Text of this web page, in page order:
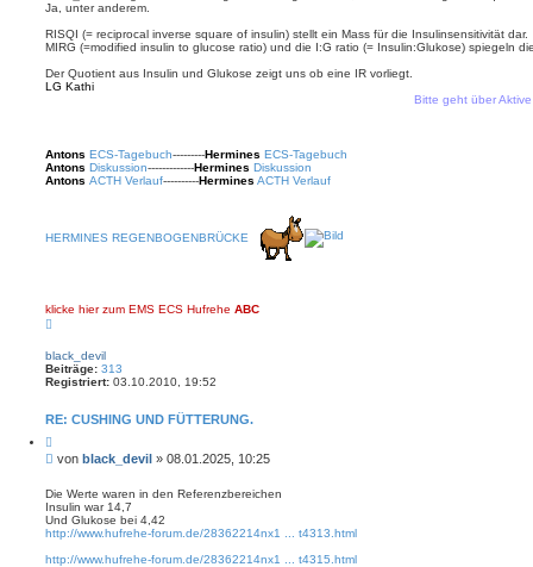
r
n
t
a
Ja, unter anderem.
RISQI (= reciprocal inverse square of insulin) stellt ein Mass für die Insulinsensitivität dar.
MIRG (=modified insulin to glucose ratio) und die I:G ratio (= Insulin:Glukose) spiegeln
Der Quotient aus Insulin und Glukose zeigt uns ob eine IR vorliegt.
LG Kathi
Bitte geht über Aktive
Antons ECS-Tagebuch---------Hermines ECS-Tagebuch
Antons Diskussion-------------Hermines Diskussion
Antons ACTH Verlauf----------Hermines ACTH Verlauf
HERMINES REGENBOGENBRÜCKE
klicke hier zum EMS ECS Hufrehe ABC
h
o
b
n
black_devil
Beiträge: 313
Registriert: 03.10.2010, 19:52
RE: CUSHING UND FÜTTERUNG.
i
t
e
r
e
n
B
i
t
r
a
g
von black_devil » 08.01.2025, 10:25
Die Werte waren in den Referenzbereichen
Insulin war 14,7
Und Glukose bei 4,42
http://www.hufrehe-forum.de/28362214nx1 ... t4313.html
http://www.hufrehe-forum.de/28362214nx1 ... t4315.html